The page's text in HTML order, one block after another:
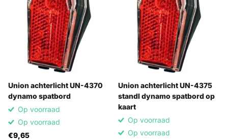
Union achterlicht UN-4370
dynamo spatbord
Op voorraad
Op voorraad
€9,65
Union achterlicht UN-4375
standl dynamo spatbord op
kaart
Op voorraad
Op voorraad